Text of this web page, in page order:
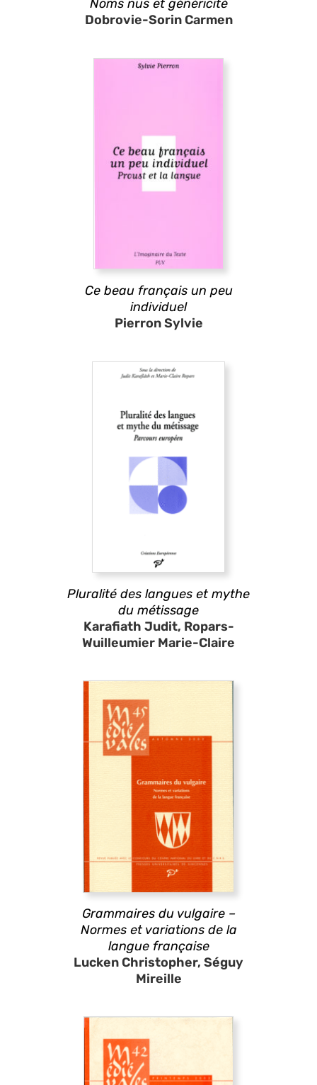
Noms nus et généricité
Dobrovie-Sorin Carmen
Ce beau français un peu
individuel
Pierron Sylvie
Pluralité des langues et mythe
du métissage
Karafiath Judit, Ropars-
Wuilleumier Marie-Claire
Grammaires du vulgaire –
Normes et variations de la
langue française
Lucken Christopher, Séguy
Mireille